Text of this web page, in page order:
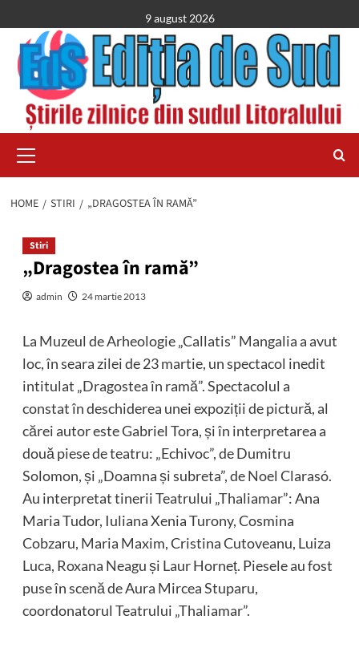
to
content
9 august 2026
Menu
HOME STIRI „DRAGOSTEA ÎN RAMĂ”
Stiri
„Dragostea în ramă”
admin 24 martie 2013
La Muzeul de Arheologie „Callatis” Mangalia a avut
loc, în seara zilei de 23 martie, un spectacol inedit
intitulat „Dragostea în ramă”. Spectacolul a
constat în deschiderea unei expoziții de pictură, al
cărei autor este Gabriel Tora, și în interpretarea a
două piese de teatru: „Echivoc”, de Dumitru
Solomon, și „Doamna și subreta”, de Noel Clarasó.
Au interpretat tinerii Teatrului „Thaliamar”: Ana
Maria Tudor, Iuliana Xenia Turony, Cosmina
Cobzaru, Maria Maxim, Cristina Cutoveanu, Luiza
Luca, Roxana Neagu și Laur Horneț. Piesele au fost
puse în scenă de Aura Mircea Stuparu,
coordonatorul Teatrului „Thaliamar”.